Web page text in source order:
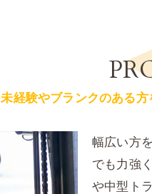
未経験やブランクのある
幅広い方
でも力強
や中型ト